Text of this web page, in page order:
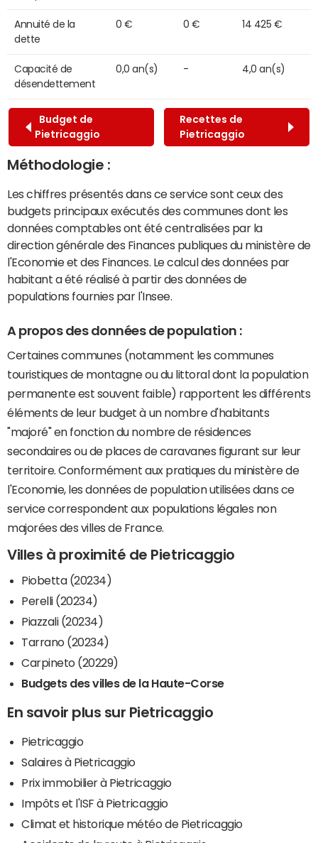
Annuité de la
dette
0 € 0 € 14 425 €
Capacité de
désendettement
0,0 an(s) - 4,0 an(s)
Budget de
Pietricaggio
Recettes de
Pietricaggio
Méthodologie :
Les chiffres présentés dans ce service sont ceux des
budgets principaux exécutés des communes dont les
données comptables ont été centralisées par la
direction générale des Finances publiques du ministère de
l'Economie et des Finances. Le calcul des données par
habitant a été réalisé à partir des données de
populations fournies par l'Insee.
A propos des données de population :
Certaines communes (notamment les communes
touristiques de montagne ou du littoral dont la population
permanente est souvent faible) rapportent les différents
éléments de leur budget à un nombre d'habitants
"majoré" en fonction du nombre de résidences
secondaires ou de places de caravanes figurant sur leur
territoire. Conformément aux pratiques du ministère de
l'Economie, les données de population utilisées dans ce
service correspondent aux populations légales non
majorées des villes de France.
Villes à proximité de Pietricaggio
Piobetta (20234)
Perelli (20234)
Piazzali (20234)
Tarrano (20234)
Carpineto (20229)
Budgets des villes de la Haute-Corse
En savoir plus sur Pietricaggio
Pietricaggio
Salaires à Pietricaggio
Prix immobilier à Pietricaggio
Impôts et l'ISF à Pietricaggio
Climat et historique météo de Pietricaggio